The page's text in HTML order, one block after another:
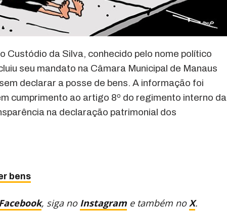
Custódio da Silva, conhecido pelo nome político
seu mandato na Câmara Municipal de Manaus
declarar a posse de bens. A informação foi
cumprimento ao artigo 8º do regimento interno da
na declaração patrimonial dos
bens
Facebook, siga no Instagram e também no X.